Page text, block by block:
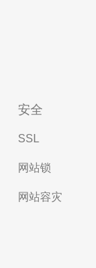
安全
SSL
网站锁
网站容灾